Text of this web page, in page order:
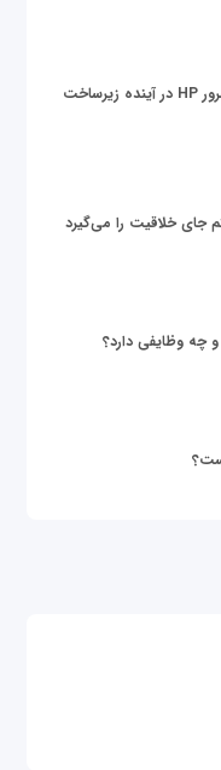
زیر پوست دنیای داده؛ نقش سرور HP در آینده زیرساخت
جای خلاقیت را می‌گیرد
چه وظایفی دارد؟